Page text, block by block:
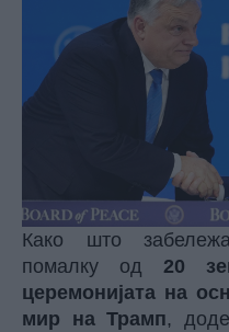
Како што
помалку од 20
церемонијата на
мир на Трамп,